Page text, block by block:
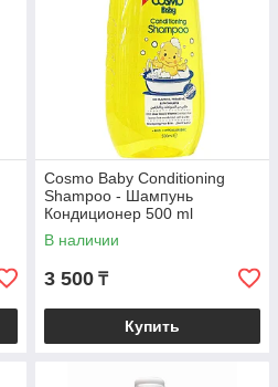
Cosmo Baby Conditioning
Shampoo - Шампунь
Кондиционер 500 ml
В наличии
3 500 ₸
Купить